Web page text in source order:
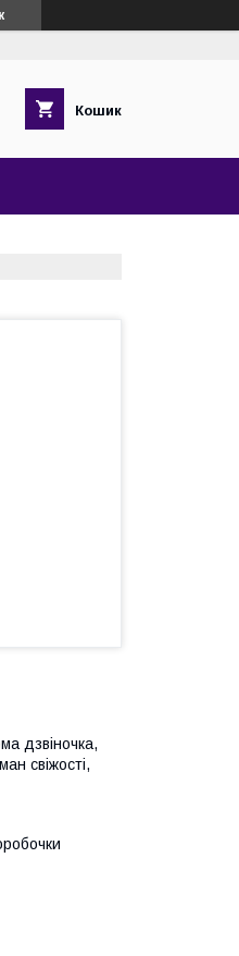
Кошик
дзвіночка,
свіжості,